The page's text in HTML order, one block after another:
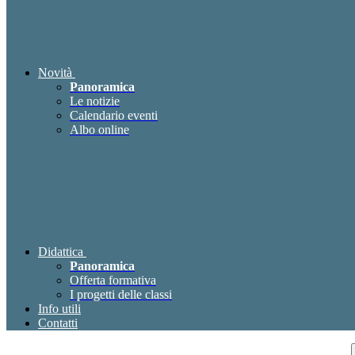
Novità
Panoramica
Le notizie
Calendario eventi
Albo online
Didattica
Panoramica
Offerta formativa
I progetti delle classi
Info utili
Contatti